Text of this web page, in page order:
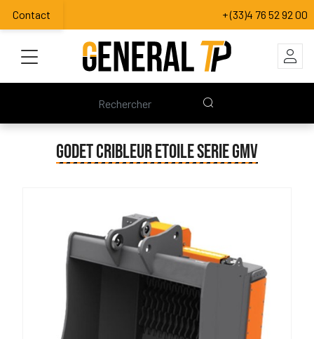
Contact + (33)4 76 52 92 00
GODET CRIBLEUR ETOILE SERIE GMV